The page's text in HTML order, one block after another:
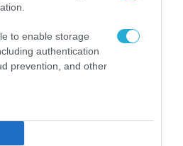
to enable storage
authentication
prevention, and other
πεζοδρόμια» στην
παράνομα
χώρους